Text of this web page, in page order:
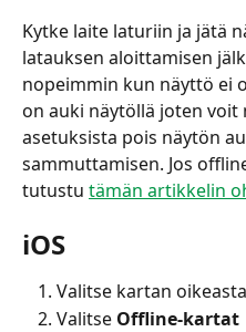
Kytke laite laturiin ja jätä
latauksen aloittamisen
nopeimmin kun näyttö ei
on auki näytöllä joten voit
asetuksista pois näytön
sammuttamisen. Jos
tutustu tämän artikkelin
iOS
Valitse kartan
Valitse Offline-kartat